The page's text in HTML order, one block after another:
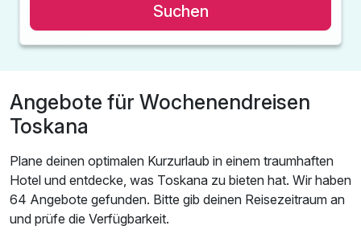
Suchen
Angebote für Wochenendreisen
Toskana
Plane deinen optimalen Kurzurlaub in einem traumhaften
Hotel und entdecke, was Toskana zu bieten hat. Wir haben
64 Angebote gefunden. Bitte gib deinen Reisezeitraum an
und prüfe die Verfügbarkeit.